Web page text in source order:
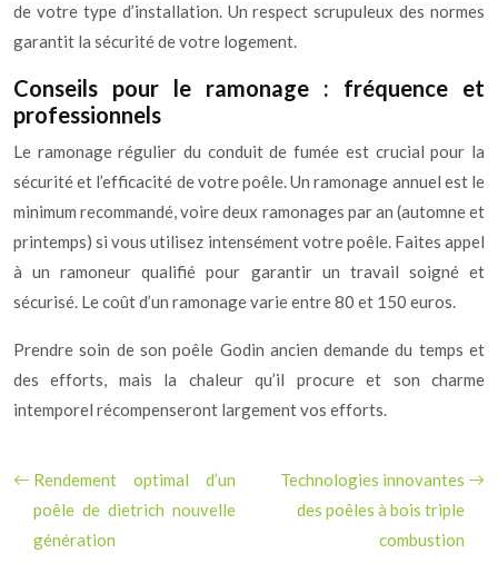
de votre type d’installation. Un respect scrupuleux des normes
garantit la sécurité de votre logement.
Conseils pour le ramonage : fréquence et
professionnels
Le ramonage régulier du conduit de fumée est crucial pour la
sécurité et l’efficacité de votre poêle. Un ramonage annuel est le
minimum recommandé, voire deux ramonages par an (automne et
printemps) si vous utilisez intensément votre poêle. Faites appel
à un ramoneur qualifié pour garantir un travail soigné et
sécurisé. Le coût d’un ramonage varie entre 80 et 150 euros.
Prendre soin de son poêle Godin ancien demande du temps et
des efforts, mais la chaleur qu’il procure et son charme
intemporel récompenseront largement vos efforts.
Rendement optimal d’un
poêle de dietrich nouvelle
génération
Technologies innovantes
des poêles à bois triple
combustion